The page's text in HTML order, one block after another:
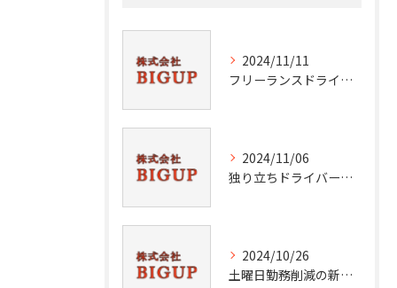
2024/11/11
フリーランスドライバーの本質を探る
2024/11/06
独り立ちドライバーのスキル向上法
2024/10/26
土曜日勤務削減の新常識